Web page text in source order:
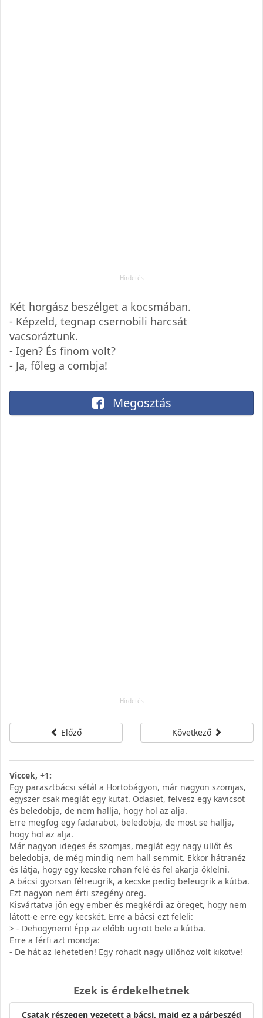
Két horgász beszélget a kocsmában.
- Képzeld, tegnap csernobili harcsát
vacsoráztunk.
- Igen? És finom volt?
- Ja, főleg a combja!
Megosztás
Előző Következő
Viccek, +1:
Egy parasztbácsi sétál a Hortobágyon, már nagyon szomjas,
egyszer csak meglát egy kutat. Odasiet, felvesz egy kavicsot
és beledobja, de nem hallja, hogy hol az alja.
Erre megfog egy fadarabot, beledobja, de most se hallja,
hogy hol az alja.
Már nagyon ideges és szomjas, meglát egy nagy üllőt és
beledobja, de még mindig nem hall semmit. Ekkor hátranéz
és látja, hogy egy kecske rohan felé és fel akarja öklelni.
A bácsi gyorsan félreugrik, a kecske pedig beleugrik a kútba.
Ezt nagyon nem érti szegény öreg.
Kisvártatva jön egy ember és megkérdi az öreget, hogy nem
látott-e erre egy kecskét. Erre a bácsi ezt feleli:
> - Dehogynem! Épp az előbb ugrott bele a kútba.
Erre a férfi azt mondja:
- De hát az lehetetlen! Egy rohadt nagy üllőhöz volt kikötve!
Ezek is érdekelhetnek
Csatak részegen vezetett a bácsi, majd ez a párbeszéd